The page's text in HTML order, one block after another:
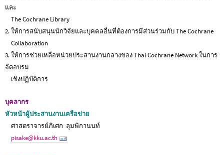
และ
The Cochrane Library
2. ให้การสนับสนุนนักวิจัยและบุคคลอื่นที่ต้องการมีส่วนร่วมกับ The Cochrane
Collaboration
3. ให้การช่วยเหลือหน่วยประสานงานกลางของ Thai Cochrane Network ในการ
จัดอบรม
เชิงปฏิบัติการ
บุคลากร
หัวหน้าผู้ประสานงานเครือข่าย
ศาสตราจารย์ภิเศก ลุมพิกานนท์
pisake@kku.ac.th